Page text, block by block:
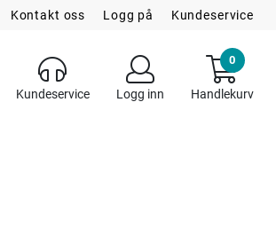
Kontakt oss Logg på Kundeservice
Kundeservice Logg inn
0
Handlekurv